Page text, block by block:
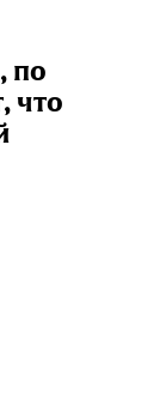
по
что